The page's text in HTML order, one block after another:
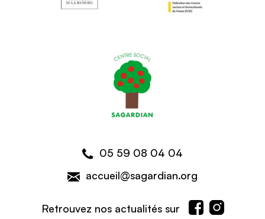
05 59 08 04 04
accueil@sagardian.org
Retrouvez nos actualités sur